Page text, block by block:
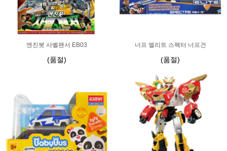
엔진봇 사벨팬서 EB03
(품절)
너프 엘리트 스펙터 너프건
(품절)